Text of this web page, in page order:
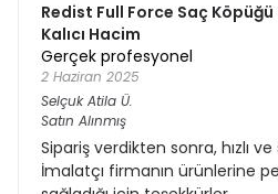
Redist Full Force Saç
Kalıcı Hacim
Gerçek profesyonel
2 Haziran 2025
Selçuk Atila Ü.
Satın Alınmış
Sipariş verdikten sonra, hızlı
İmalatçı firmanın ürünlerine